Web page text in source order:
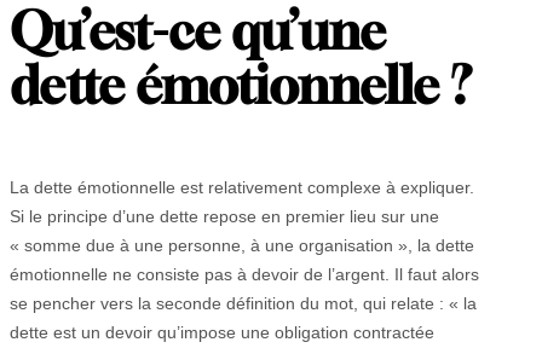
Qu’est-ce qu’une
dette émotionnelle ?
La dette émotionnelle est relativement complexe à expliquer.
Si le principe d’une dette repose en premier lieu sur une
« somme due à une personne, à une organisation », la dette
émotionnelle ne consiste pas à devoir de l’argent. Il faut alors
se pencher vers la seconde définition du mot, qui relate : « la
dette est un devoir qu’impose une obligation contractée